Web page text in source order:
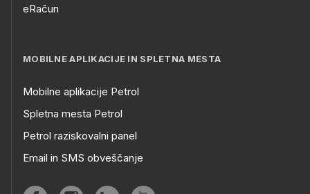
eRačun
MOBILNE APLIKACIJE IN SPLETNA MESTA
Mobilne aplikacije Petrol
Spletna mesta Petrol
Petrol raziskovalni panel
Email in SMS obveščanje